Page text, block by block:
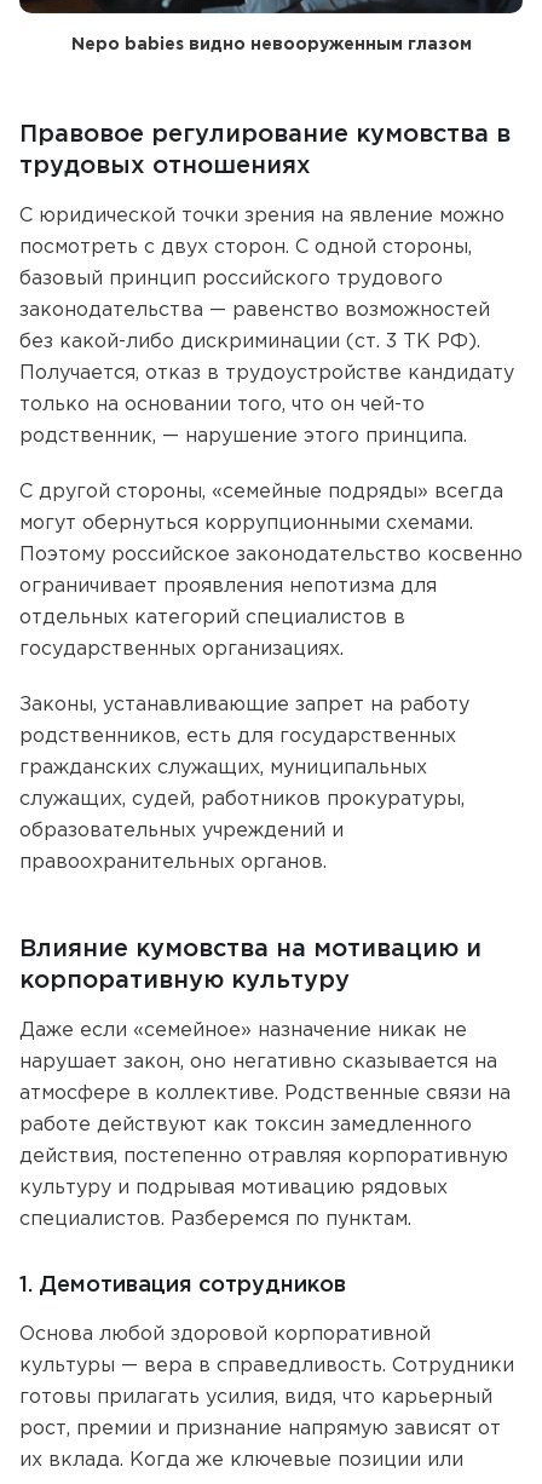
Nepо babies видно невооруженным глазом
Правовое регулирование кумовства в
трудовых отношениях
С юридической точки зрения на явление можно
посмотреть с двух сторон. С одной стороны,
базовый принцип российского трудового
законодательства — равенство возможностей
без какой-либо дискриминации (ст. 3 ТК РФ).
Получается, отказ в трудоустройстве кандидату
только на основании того, что он чей-то
родственник, — нарушение этого принципа.
С другой стороны, «семейные подряды» всегда
могут обернуться коррупционными схемами.
Поэтому российское законодательство косвенно
ограничивает проявления непотизма для
отдельных категорий специалистов в
государственных организациях.
Законы, устанавливающие запрет на работу
родственников, есть для государственных
гражданских служащих, муниципальных
служащих, судей, работников прокуратуры,
образовательных учреждений и
правоохранительных органов.
Влияние кумовства на мотивацию и
корпоративную культуру
Даже если «семейное» назначение никак не
нарушает закон, оно негативно сказывается на
атмосфере в коллективе. Родственные связи на
работе действуют как токсин замедленного
действия, постепенно отравляя корпоративную
культуру и подрывая мотивацию рядовых
специалистов. Разберемся по пунктам.
1. Демотивация сотрудников
Основа любой здоровой корпоративной
культуры — вера в справедливость. Сотрудники
готовы прилагать усилия, видя, что карьерный
рост, премии и признание напрямую зависят от
их вклада. Когда же ключевые позиции или